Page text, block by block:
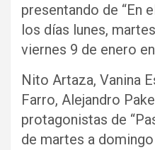
presentando de “En
los días lunes,
viernes 9 de enero
Nito Artaza, Vanina
Farro, Alejandro
protagonistas de
de martes a